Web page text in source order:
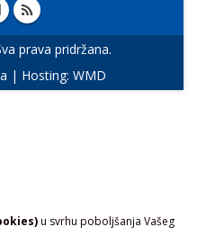
u svrhu poboljšanja Vašeg
prava pridržana.
| Hosting: WMD